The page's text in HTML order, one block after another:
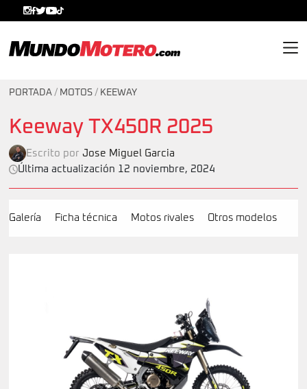
PORTADA / MOTOS / KEEWAY
Keeway TX450R 2025
Escrito por Jose Miguel Garcia
Última actualización 12 noviembre, 2024
Galería Ficha técnica Motos rivales Otros modelos